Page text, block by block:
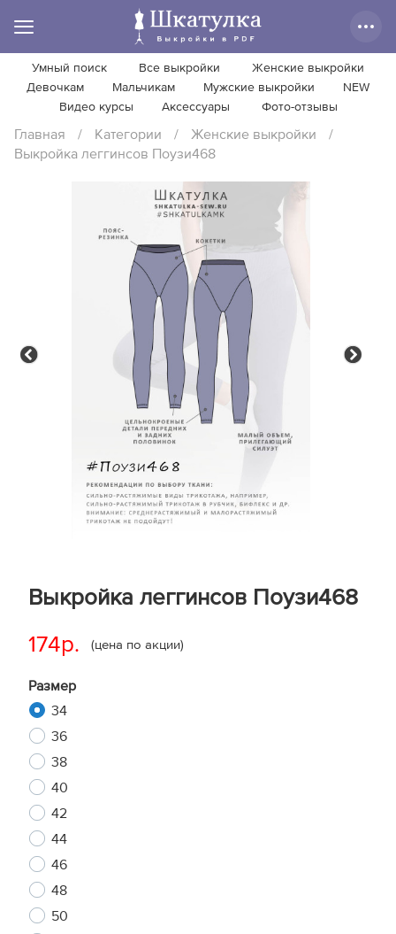
Умный поиск Все выкройки
Женские выкройки
Девочкам
Мальчикам Мужские выкройки
NEW
Видео курсы
Аксессуары Фото-отзывы
Главная / Категории / Женские выкройки
/
Выкройка леггинсов Поузи468
Выкройка леггинсов Поузи468
174р. (цена по акции)
Размер
34
36
38
40
42
44
46
48
50